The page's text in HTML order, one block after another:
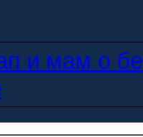
и мам о